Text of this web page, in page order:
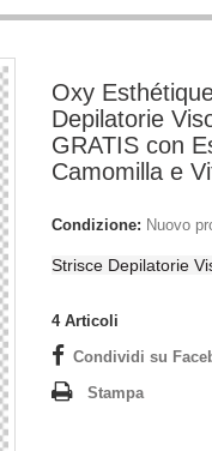
Oxy
Depilatorie
GRATIS con
Camomilla e
Condizione: Nuovo
Strisce Depilatorie
4 Articoli
Condividi su
Stampa